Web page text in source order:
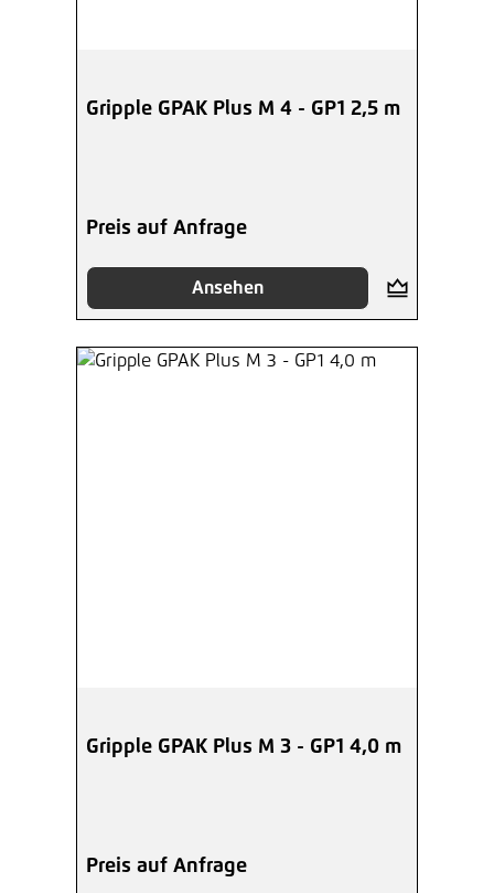
Gripple GPAK Plus M 4 - GP1 2,5 m
Preis auf Anfrage
Ansehen
Gripple GPAK Plus M 3 - GP1 4,0 m
Preis auf Anfrage